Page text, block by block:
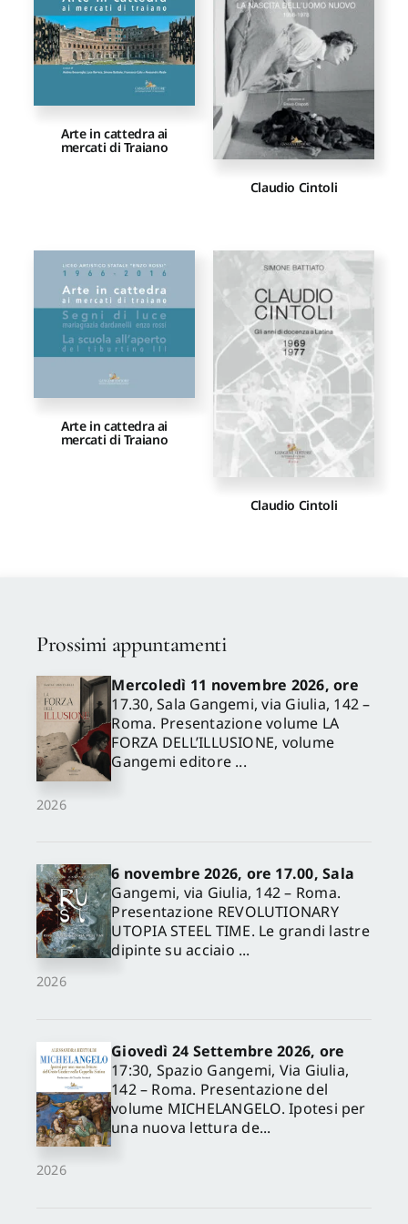
Proposte di pubblicazione
Gangemi Editore
Arte in cattedra ai
mercati di Traiano
Claudio Cintoli
Arte in cattedra ai
mercati di Traiano
Claudio Cintoli
Prossimi appuntamenti
2026
Mercoledì 11 novembre 2026, ore
17.30, Sala Gangemi, via Giulia, 142 –
Roma. Presentazione volume LA
FORZA DELL’ILLUSIONE, volume
Gangemi editore ...
2026
6 novembre 2026, ore 17.00, Sala
Gangemi, via Giulia, 142 – Roma.
Presentazione REVOLUTIONARY
UTOPIA STEEL TIME. Le grandi lastre
dipinte su acciaio ...
2026
Giovedì 24 Settembre 2026, ore
17:30, Spazio Gangemi, Via Giulia,
142 – Roma. Presentazione del
volume MICHELANGELO. Ipotesi per
una nuova lettura de...